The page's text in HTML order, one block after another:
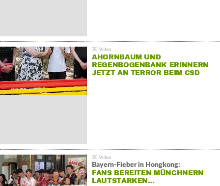
AHORNBAUM UND
REGENBOGENBANK ERINNERN
JETZT AN TERROR BEIM CSD
Bayern-Fieber in Hongkong:
FANS BEREITEN MÜNCHNERN
LAUTSTARKEN…